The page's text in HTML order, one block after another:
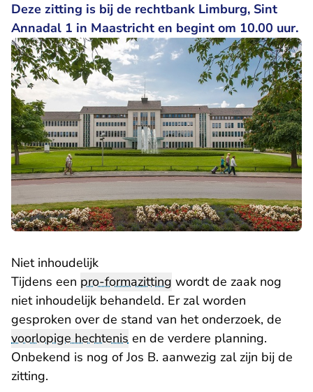
Deze zitting is bij de rechtbank Limburg, Sint
Annadal 1 in Maastricht en begint om 10.00 uur.
Niet inhoudelijk
Tijdens een pro-formazitting wordt de zaak nog
niet inhoudelijk behandeld. Er zal worden
gesproken over de stand van het onderzoek, de
voorlopige hechtenis en de verdere planning.
Onbekend is nog of Jos B. aanwezig zal zijn bij de
zitting.